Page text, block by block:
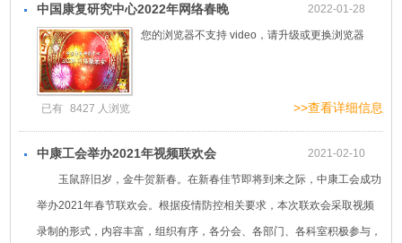
中国康复研究中心2022年网络春晚 2022-01-28
您的浏览器不支持 video，请升级或更换浏览器
>>查看详细信息
已有 8427 人浏览
中康工会举办2021年视频联欢会 2021-02-10
玉鼠辞旧岁，金牛贺新春。在新春佳节即将到来之际，中康工会成功
举办2021年春节联欢会。根据疫情防控相关要求，本次联欢会采取视频
录制的形式，内容丰富，组织有序，各分会、各部门、各科室积极参与，